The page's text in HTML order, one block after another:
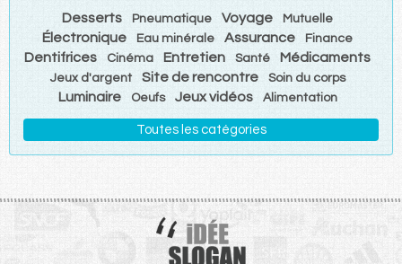
Desserts Pneumatique Voyage Mutuelle
Électronique Eau minérale Assurance Finance
Dentifrices Cinéma Entretien Santé Médicaments
Jeux d'argent Site de rencontre Soin du corps
Luminaire Oeufs Jeux vidéos Alimentation
Toutes les catégories